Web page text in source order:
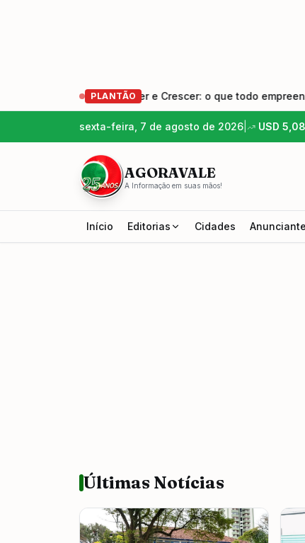
PLANTÃO
– Empreender e Crescer: o que todo
sexta-feira, 7 de agosto de 2026 USD
AGORAVALE
A Informação em suas mãos!
Início Editorias Cidades
Últimas Notícias